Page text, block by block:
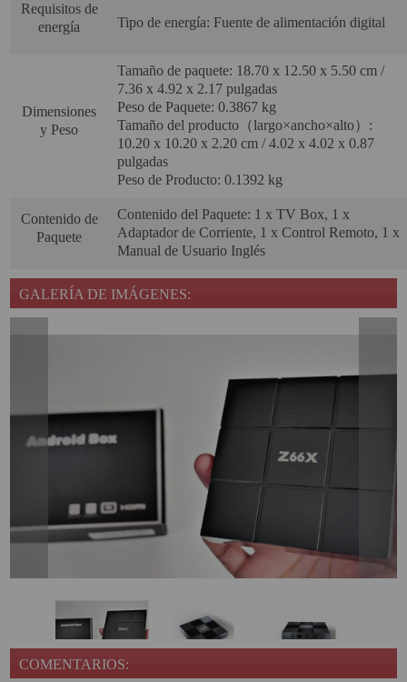
Requisitos de
energía
Tipo de energía: Fuente de alimentación digital
Dimensiones
y Peso
Tamaño de paquete: 18.70 x 12.50 x 5.50 cm /
7.36 x 4.92 x 2.17 pulgadas
Peso de Paquete: 0.3867 kg
Tamaño del producto（largo×ancho×alto）:
10.20 x 10.20 x 2.20 cm / 4.02 x 4.02 x 0.87
pulgadas
Peso de Producto: 0.1392 kg
Contenido de
Paquete
Contenido del Paquete: 1 x TV Box, 1 x
Adaptador de Corriente, 1 x Control Remoto, 1 x
Manual de Usuario Inglés
GALERÍA DE IMÁGENES:
COMENTARIOS: